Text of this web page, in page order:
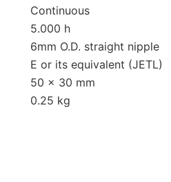
Continuous
5.000 h
6mm O.D. straight nipple
E or its equivalent (JETL)
50 x 30 mm
0.25 kg